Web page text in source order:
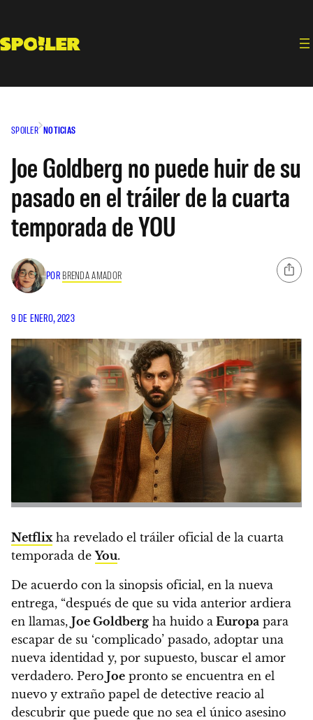
contenido
SPOILER NOTICIAS
Joe Goldberg no puede huir de su
pasado en el tráiler de la cuarta
temporada de YOU
POR BRENDA AMADOR
9 DE ENERO, 2023
Netflix ha revelado el tráiler oficial de la cuarta
temporada deYou.
De acuerdo con la sinopsis oficial, en la nueva
entrega, “después de que su vida anterior ardiera
en llamas, Joe Goldberg ha huido a Europa para
escapar de su ‘complicado’ pasado, adoptar una
nueva identidad y, por supuesto, buscar el amor
verdadero. Pero Joe pronto se encuentra en el
nuevo y extraño papel de detective reacio al
descubrir que puede que no sea el único asesino